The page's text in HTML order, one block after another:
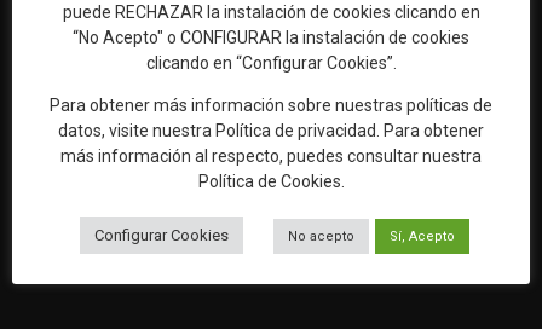
Ronda del Cañillo, s/n
45600 Talavera de la Reina (Toledo)
Teléfono: 925 82 63 22
puede RECHAZAR la instalación de cookies clicando en
“No Acepto" o CONFIGURAR la instalación de cookies
clicando en “Configurar Cookies”.
Para obtener más información sobre nuestras políticas de
datos, visite nuestra Política de privacidad. Para obtener
más información al respecto, puedes consultar nuestra
Política de Cookies.
Configurar Cookies No acepto Sí, Acepto